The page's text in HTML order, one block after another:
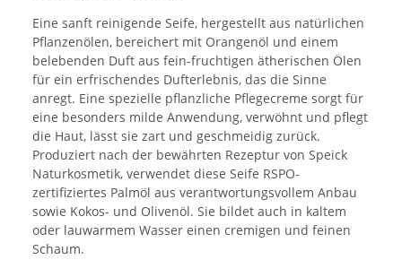
Eine sanft reinigende Seife, hergestellt aus natürlichen
Pflanzenölen, bereichert mit Orangenöl und einem
belebenden Duft aus fein-fruchtigen ätherischen Ölen
für ein erfrischendes Dufterlebnis, das die Sinne
anregt. Eine spezielle pflanzliche Pflegecreme sorgt für
eine besonders milde Anwendung, verwöhnt und pflegt
die Haut, lässt sie zart und geschmeidig zurück.
Produziert nach der bewährten Rezeptur von Speick
Naturkosmetik, verwendet diese Seife RSPO-
zertifiziertes Palmöl aus verantwortungsvollem Anbau
sowie Kokos- und Olivenöl. Sie bildet auch in kaltem
oder lauwarmem Wasser einen cremigen und feinen
Schaum.